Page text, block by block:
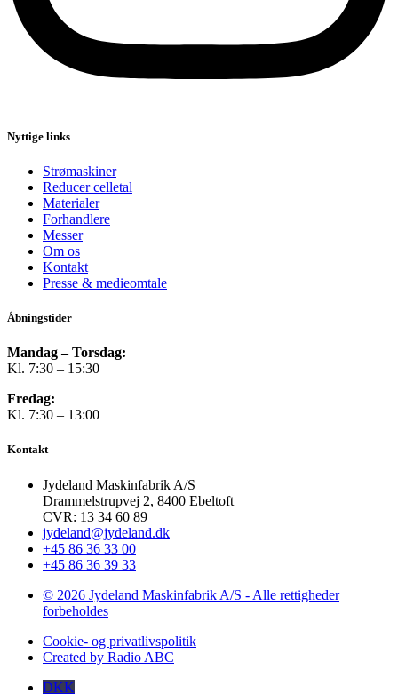
Nyttige links
Strømaskiner
Reducer celletal
Materialer
Forhandlere
Messer
Om os
Kontakt
Presse & medieomtale
Åbningstider
Mandag – Torsdag:
Kl. 7:30 – 15:30
Fredag:
Kl. 7:30 – 13:00
Kontakt
Jydeland Maskinfabrik A/S
Drammelstrupvej 2, 8400 Ebeltoft
CVR: 13 34 60 89
jydeland@jydeland.dk
+45 86 36 33 00
+45 86 36 39 33
© 2026 Jydeland Maskinfabrik A/S - Alle rettigheder
forbeholdes
Cookie- og privatlivspolitik
Created by Radio ABC
DKK